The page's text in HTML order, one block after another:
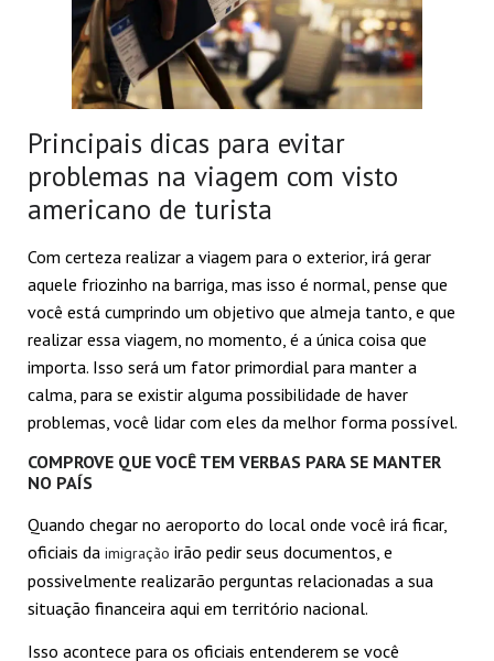
Principais dicas para evitar
problemas na viagem com visto
americano de turista
Com certeza realizar a viagem para o exterior, irá gerar
aquele friozinho na barriga, mas isso é normal, pense que
você está cumprindo um objetivo que almeja tanto, e que
realizar essa viagem, no momento, é a única coisa que
importa. Isso será um fator primordial para manter a
calma, para se existir alguma possibilidade de haver
problemas, você lidar com eles da melhor forma possível.
COMPROVE QUE VOCÊ TEM VERBAS PARA SE MANTER
NO PAÍS
Quando chegar no aeroporto do local onde você irá ficar,
oficiais da imigração irão pedir seus documentos, e
possivelmente realizarão perguntas relacionadas a sua
situação financeira aqui em território nacional.
Isso acontece para os oficiais entenderem se você